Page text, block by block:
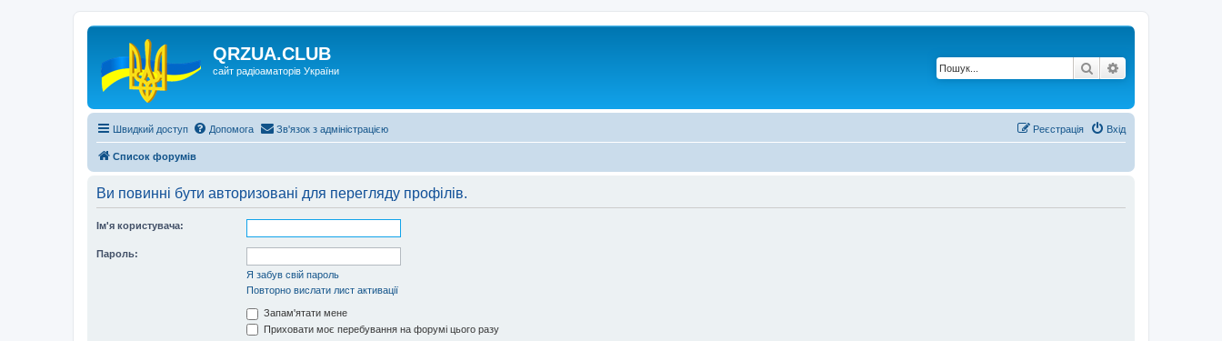
QRZUA.CLUB
сайт радіоаматорів України Пошук
Швидкий доступ Допомога Зв'язок з адміністрацією Вхід
Реєстрація
Список форумів
Ви повинні бути авторизовані для перегляду профілів.
Ім'я користувача:
Пароль:
Я забув свій пароль
Повторно вислати лист активації
Запам'ятати мене
Приховати моє перебування на форумі цього разу